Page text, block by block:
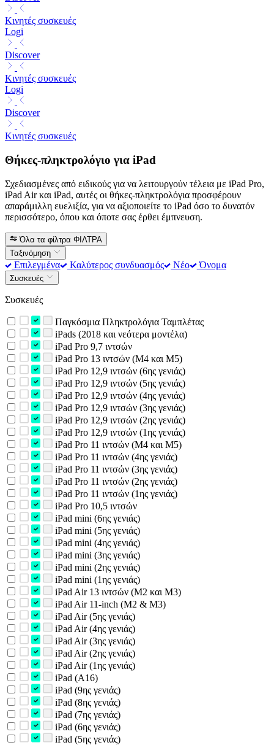
Κινητές συσκευές
Logi
Discover
Κινητές συσκευές
Logi
Discover
Κινητές συσκευές
Θήκες-πληκτρολόγιο για iPad
Σχεδιασμένες από ειδικούς για να λειτουργούν τέλεια με iPad Pro,
iPad Air και iPad, αυτές οι θήκες-πληκτρολόγια προσφέρουν
απαράμιλλη ευελιξία, για να αξιοποιείτε το iPad όσο το δυνατόν
περισσότερο, όπου και όποτε σας έρθει έμπνευση.
Όλα τα φίλτρα ΦΙΛΤΡΑ
Ταξινόμηση
Επιλεγμένα Καλύτερος συνδυασμός Νέο Όνομα
Συσκευές
Συσκευές
Παγκόσμια Πληκτρολόγια Ταμπλέτας
iPads (2018 και νεότερα μοντέλα)
iPad Pro 9,7 ιντσών
iPad Pro 13 ιντσών (M4 και M5)
iPad Pro 12,9 ιντσών (6ης γενιάς)
iPad Pro 12,9 ιντσών (5ης γενιάς)
iPad Pro 12,9 ιντσών (4ης γενιάς)
iPad Pro 12,9 ιντσών (3ης γενιάς)
iPad Pro 12,9 ιντσών (2ης γενιάς)
iPad Pro 12,9 ιντσών (1ης γενιάς)
iPad Pro 11 ιντσών (M4 και M5)
iPad Pro 11 ιντσών (4ης γενιάς)
iPad Pro 11 ιντσών (3ης γενιάς)
iPad Pro 11 ιντσών (2ης γενιάς)
iPad Pro 11 ιντσών (1ης γενιάς)
iPad Pro 10,5 ιντσών
iPad mini (6ης γενιάς)
iPad mini (5ης γενιάς)
iPad mini (4ης γενιάς)
iPad mini (3ης γενιάς)
iPad mini (2ης γενιάς)
iPad mini (1ης γενιάς)
iPad Air 13 ιντσών (M2 και M3)
iPad Air 11-inch (M2 & M3)
iPad Air (5ης γενιάς)
iPad Air (4ης γενιάς)
iPad Air (3ης γενιάς)
iPad Air (2ης γενιάς)
iPad Air (1ης γενιάς)
iPad (A16)
iPad (9ης γενιάς)
iPad (8ης γενιάς)
iPad (7ης γενιάς)
iPad (6ης γενιάς)
iPad (5ης γενιάς)